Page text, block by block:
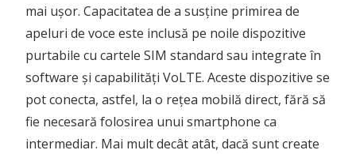
mai ușor. Capacitatea de a susține primirea de
apeluri de voce este inclusă pe noile dispozitive
purtabile cu cartele SIM standard sau integrate în
software și capabilități VoLTE. Aceste dispozitive se
pot conecta, astfel, la o rețea mobilă direct, fără să
fie necesară folosirea unui smartphone ca
intermediar. Mai mult decât atât, dacă sunt create